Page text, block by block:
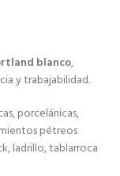
blanco,
y trabajabilidad.
porcelánicas,
pétreos
ladrillo, tablarroca